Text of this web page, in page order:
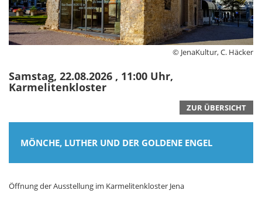
© JenaKultur, C. Häcker
Samstag, 22.08.2026 , 11:00 Uhr,
Karmelitenkloster
ZUR ÜBERSICHT
MÖNCHE, LUTHER UND DER GOLDENE ENGEL
Öffnung der Ausstellung im Karmelitenkloster Jena